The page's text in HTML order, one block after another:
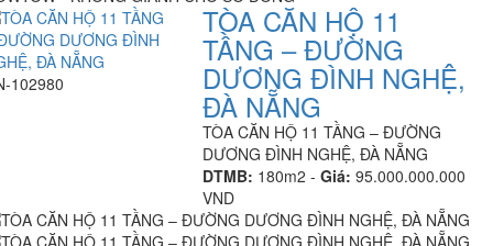
102980
TÒA CĂN HỘ 11
TẦNG – ĐƯỜNG
DƯƠNG ĐÌNH NGHỆ,
ĐÀ NẴNG
TÒA CĂN HỘ 11 TẦNG – ĐƯỜNG
DƯƠNG ĐÌNH NGHỆ, ĐÀ NẴNG
DTMB: 180m2 -Giá: 95.000.000.000
VND